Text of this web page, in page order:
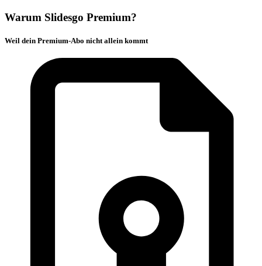
Warum Slidesgo Premium?
Weil dein Premium-Abo nicht allein kommt